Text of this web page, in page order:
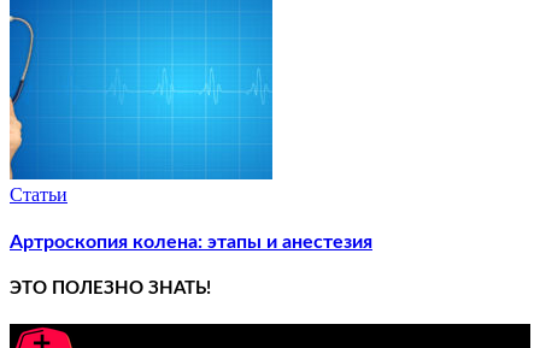
Статьи
Артроскопия колена: этапы и анестезия
ЭТО ПОЛЕЗНО ЗНАТЬ!